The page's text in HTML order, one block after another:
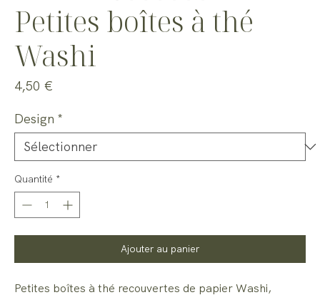
Petites boîtes à thé
Washi
4,50 €
Design *
Quantité *
Ajouter au panier
Petites boîtes à thé recouvertes de papier Washi,